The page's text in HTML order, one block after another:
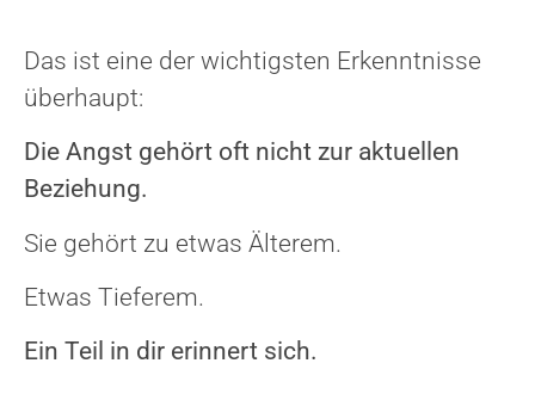
Das ist eine der wichtigsten Erkenntnisse
überhaupt:
Die Angst gehört oft nicht zur aktuellen
Beziehung.
Sie gehört zu etwas Älterem.
Etwas Tieferem.
Ein Teil in dir erinnert sich.